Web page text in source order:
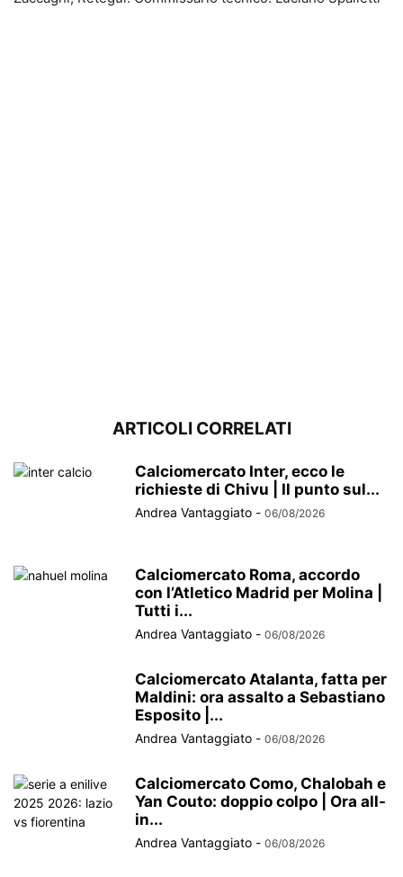
ARTICOLI CORRELATI
Calciomercato Inter, ecco le
richieste di Chivu | Il punto sul...
Andrea Vantaggiato - 06/08/2026
Calciomercato Roma, accordo
con l’Atletico Madrid per Molina |
Tutti i...
Andrea Vantaggiato - 06/08/2026
Calciomercato Atalanta, fatta per
Maldini: ora assalto a Sebastiano
Esposito |...
Andrea Vantaggiato - 06/08/2026
Calciomercato Como, Chalobah e
Yan Couto: doppio colpo | Ora all-
in...
Andrea Vantaggiato - 06/08/2026